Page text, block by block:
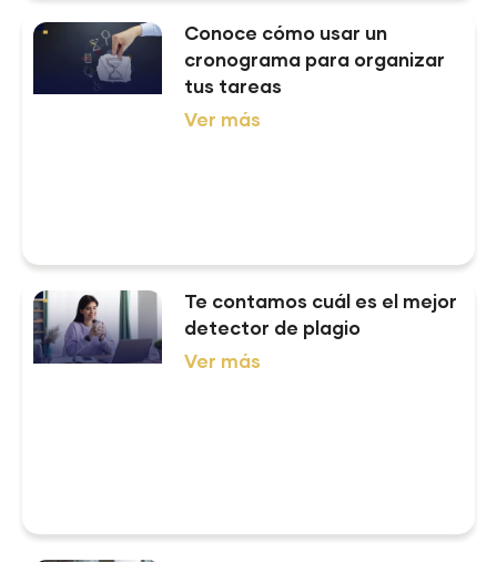
Conoce cómo usar un
cronograma para organizar
tus tareas
Ver más
Te contamos cuál es el mejor
detector de plagio
Ver más